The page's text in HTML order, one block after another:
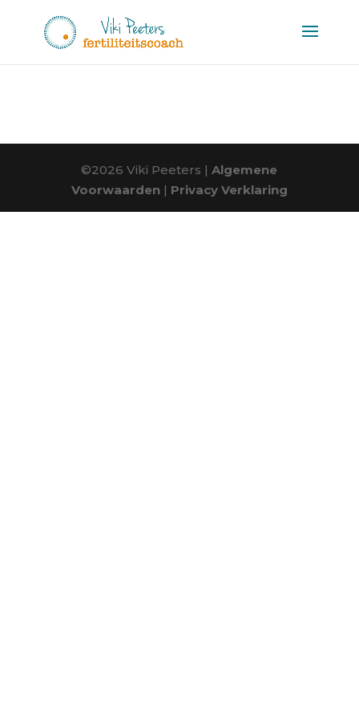
©2026 Viki Peeters |Algemene
Voorwaarden| Privacy Verklaring